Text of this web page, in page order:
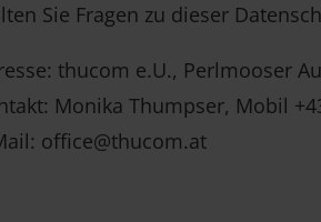
Sie Fragen zu dieser
thucom e.U., Perlmooser
Monika Thumpser, Mobil
office@thucom.at